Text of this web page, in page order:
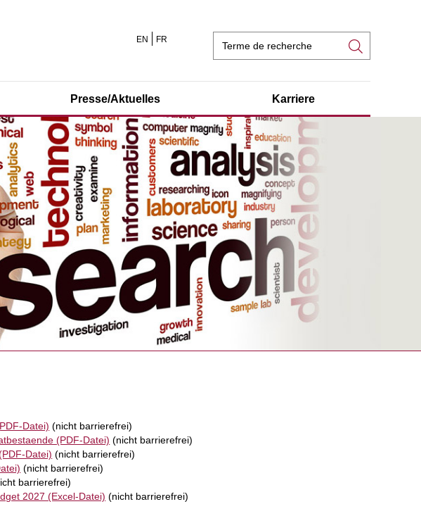
EN FR
Champ
recherche
Presse/Aktuelles Karriere
Datei) (nicht barrierefrei)
(PDF-Datei) (nicht barrierefrei)
Datei) (nicht barrierefrei)
(nicht barrierefrei)
barrierefrei)
2027 (Excel-Datei) (nicht barrierefrei)